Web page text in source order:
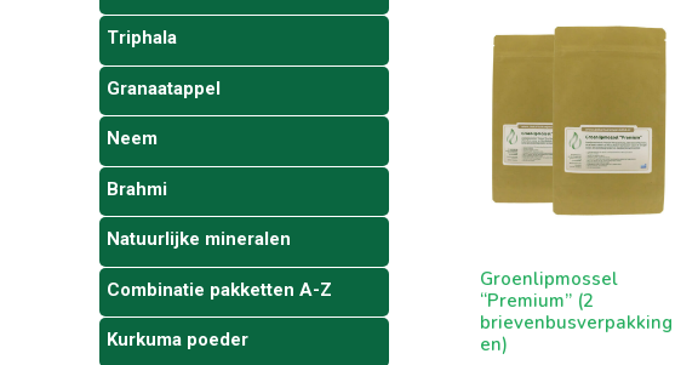
Triphala
Granaatappel
Neem
Brahmi
Natuurlijke mineralen
Combinatie pakketten A-Z
Kurkuma poeder
In winkelwagen
Groenlipmossel
“Premium” (2
brievenbusverpakking
en)